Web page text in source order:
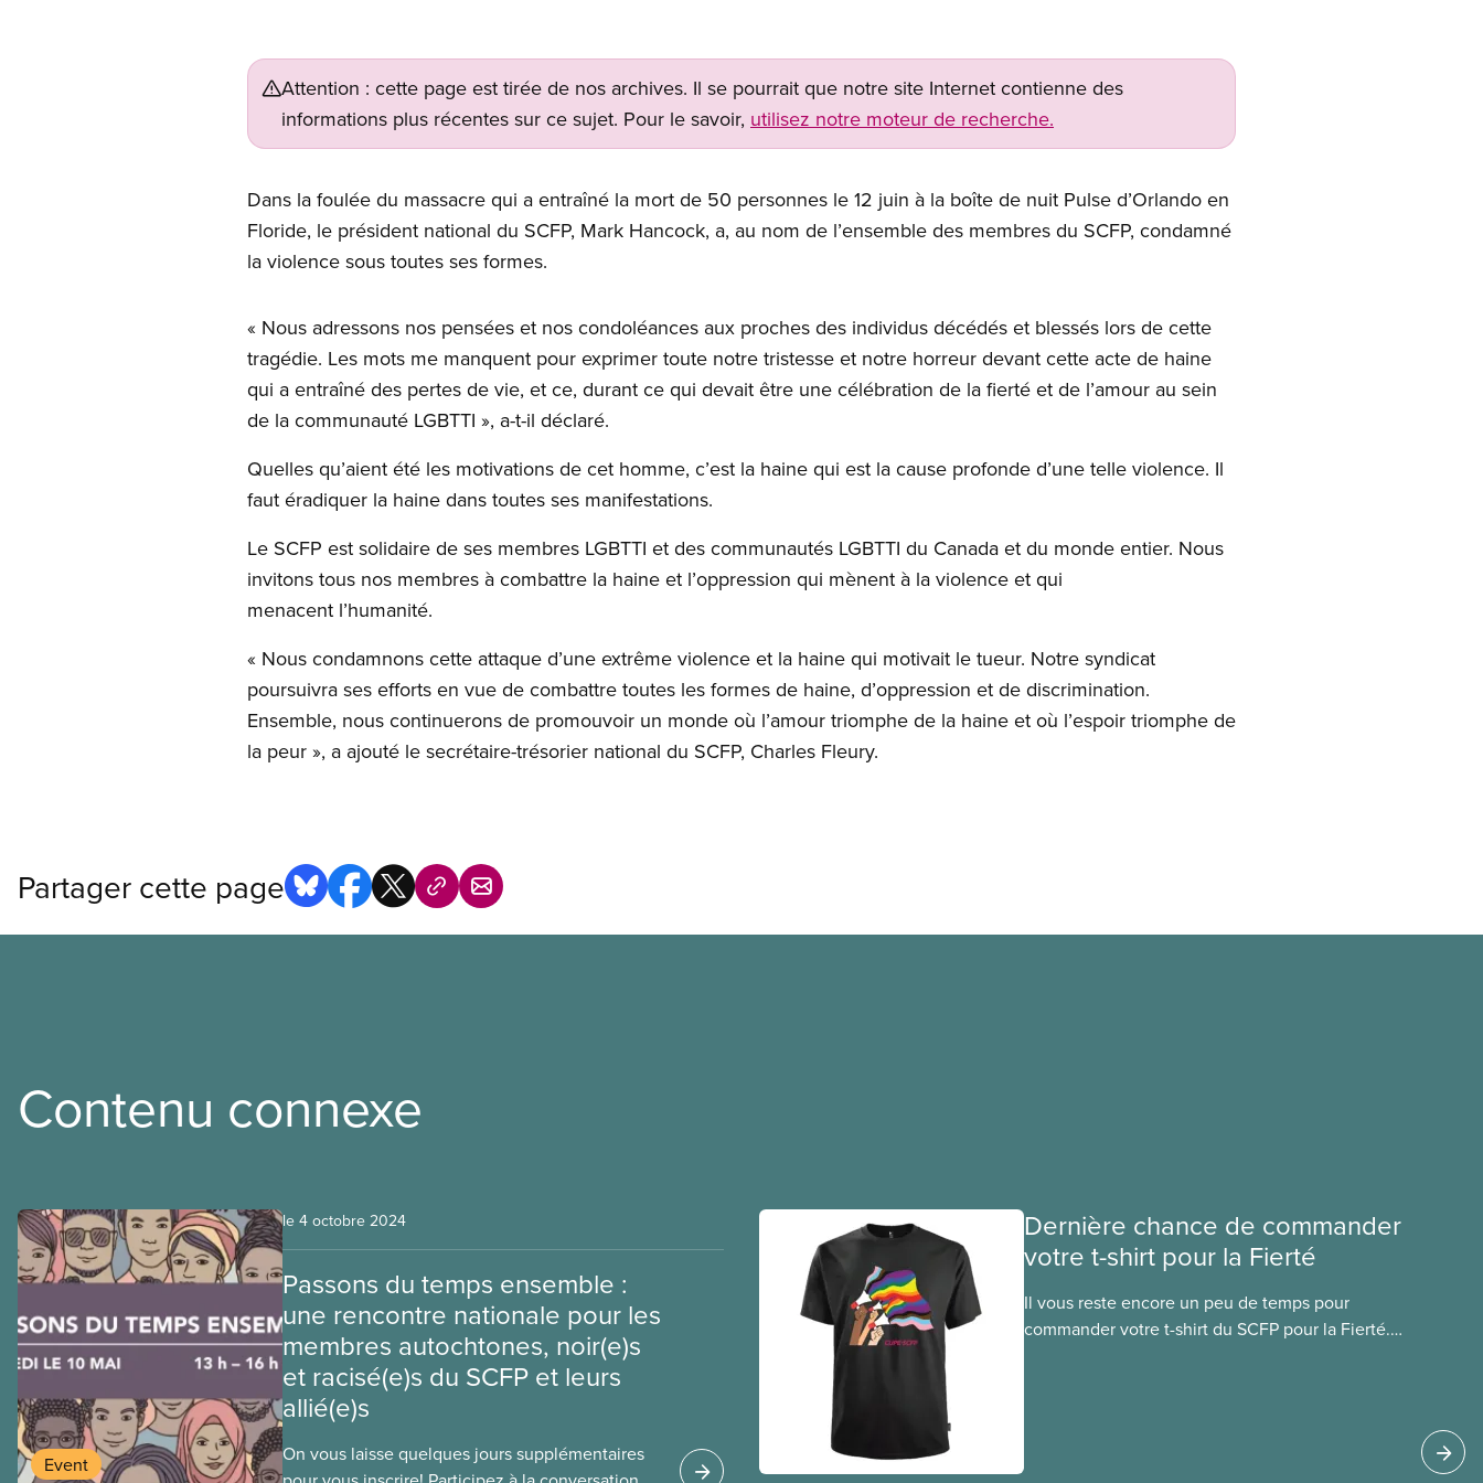
Attention : cette page est tirée de nos archives. Il se pourrait que notre site Internet contienne des
informations plus récentes sur ce sujet. Pour le savoir, utilisez notre moteur de recherche.
Dans la foulée du massacre qui a entraîné la mort de 50 personnes le 12 juin à la boîte de nuit Pulse d’Orlando en
Floride, le président national du SCFP, Mark Hancock, a, au nom de l’ensemble des membres du SCFP, condamné
la violence sous toutes ses formes.
« Nous adressons nos pensées et nos condoléances aux proches des individus décédés et blessés lors de cette
tragédie. Les mots me manquent pour exprimer toute notre tristesse et notre horreur devant cette acte de haine
qui a entraîné des pertes de vie, et ce, durant ce qui devait être une célébration de la fierté et de l’amour au sein
de la communauté LGBTTI », a-t-il déclaré.
Quelles qu’aient été les motivations de cet homme, c’est la haine qui est la cause profonde d’une telle violence. Il
faut éradiquer la haine dans toutes ses manifestations.
Le SCFP est solidaire de ses membres LGBTTI et des communautés LGBTTI du Canada et du monde entier. Nous
invitons tous nos membres à combattre la haine et l’oppression qui mènent à la violence et qui
menacent l’humanité.
« Nous condamnons cette attaque d’une extrême violence et la haine qui motivait le tueur. Notre syndicat
poursuivra ses efforts en vue de combattre toutes les formes de haine, d’oppression et de discrimination.
Ensemble, nous continuerons de promouvoir un monde où l’amour triomphe de la haine et où l’espoir triomphe de
la peur », a ajouté le secrétaire-trésorier national du SCFP, Charles Fleury.
Partager cette page
Contenu connexe
Event
le 4 octobre 2024
Passons du temps ensemble :
une rencontre nationale pour les
membres autochtones, noir(e)s
et racisé(e)s du SCFP et leurs
allié(e)s
On vous laisse quelques jours supplémentaires
Dernière chance de commander
votre t-shirt pour la Fierté
Il vous reste encore un peu de temps pour
commander votre t-shirt du SCFP pour la Fierté.